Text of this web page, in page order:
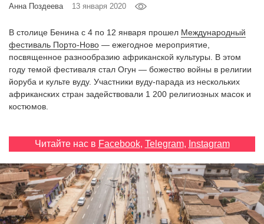
EN
UA
Анна Поздеева 13 января 2020
В столице Бенина с 4 по 12 января прошел Международный
фестиваль Порто-Ново — ежегодное мероприятие,
посвященное разнообразию африканской культуры. В этом
году темой фестиваля стал Огун — божество войны в религии
йоруба и культе вуду. Участники вуду-парада из нескольких
африканских стран задействовали 1 200 религиозных масок и
костюмов.
Читайте нас в Facebook, Telegram, Instagram